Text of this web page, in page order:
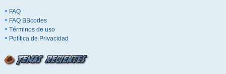
FAQ
FAQ BBcodes
Términos de uso
Política de Privacidad